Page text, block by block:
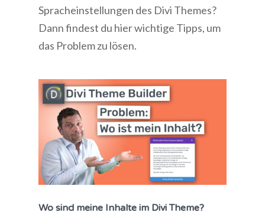
Spracheinstellungen des Divi Themes?
Dann findest du hier wichtige Tipps, um
das Problem zu lösen.
Wo sind meine Inhalte im Divi Theme?